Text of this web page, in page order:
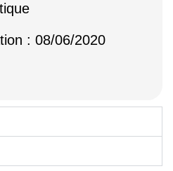
: 08/06/2020